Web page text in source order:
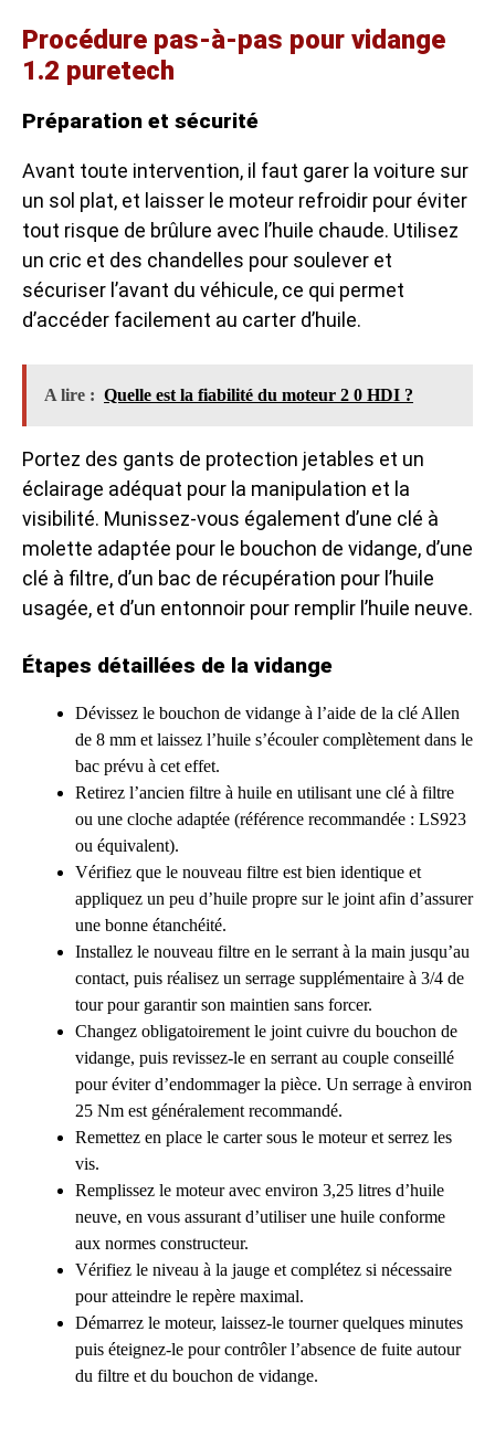
Procédure pas-à-pas pour vidange
1.2 puretech
Préparation et sécurité
Avant toute intervention, il faut garer la voiture sur
un sol plat, et laisser le moteur refroidir pour éviter
tout risque de brûlure avec l’huile chaude. Utilisez
un cric et des chandelles pour soulever et
sécuriser l’avant du véhicule, ce qui permet
d’accéder facilement au carter d’huile.
A lire : Quelle est la fiabilité du moteur 2 0 HDI ?
Portez des gants de protection jetables et un
éclairage adéquat pour la manipulation et la
visibilité. Munissez-vous également d’une clé à
molette adaptée pour le bouchon de vidange, d’une
clé à filtre, d’un bac de récupération pour l’huile
usagée, et d’un entonnoir pour remplir l’huile neuve.
Étapes détaillées de la vidange
Dévissez le bouchon de vidange à l’aide de la clé Allen
de 8 mm et laissez l’huile s’écouler complètement dans le
bac prévu à cet effet.
Retirez l’ancien filtre à huile en utilisant une clé à filtre
ou une cloche adaptée (référence recommandée : LS923
ou équivalent).
Vérifiez que le nouveau filtre est bien identique et
appliquez un peu d’huile propre sur le joint afin d’assurer
une bonne étanchéité.
Installez le nouveau filtre en le serrant à la main jusqu’au
contact, puis réalisez un serrage supplémentaire à 3/4 de
tour pour garantir son maintien sans forcer.
Changez obligatoirement le joint cuivre du bouchon de
vidange, puis revissez-le en serrant au couple conseillé
pour éviter d’endommager la pièce. Un serrage à environ
25 Nm est généralement recommandé.
Remettez en place le carter sous le moteur et serrez les
vis.
Remplissez le moteur avec environ 3,25 litres d’huile
neuve, en vous assurant d’utiliser une huile conforme
aux normes constructeur.
Vérifiez le niveau à la jauge et complétez si nécessaire
pour atteindre le repère maximal.
Démarrez le moteur, laissez-le tourner quelques minutes
puis éteignez-le pour contrôler l’absence de fuite autour
du filtre et du bouchon de vidange.